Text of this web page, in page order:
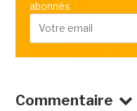
abonnés
Commentaire